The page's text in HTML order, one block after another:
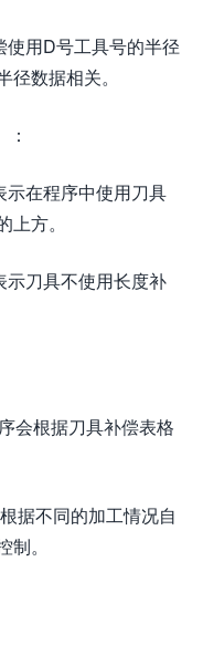
用D号工具号的半径
数据相关。
示在程序中使用刀具
上方。
示刀具不使用长度补
会根据刀具补偿表格
据不同的加工情况自
。